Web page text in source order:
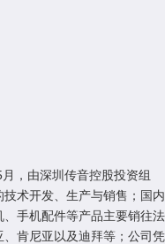
，由深圳传音控股投资组
术开发、生产与销售；国内
手机配件等产品主要销往法
肯尼亚以及迪拜等；公司凭